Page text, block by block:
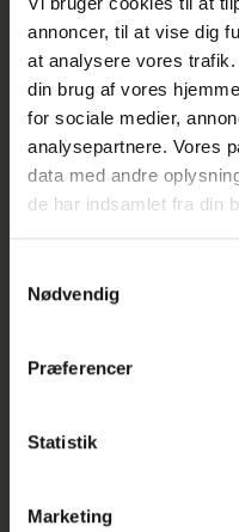
annoncer, til at vise dig
at analysere vores
din brug af vores
for sociale medier,
analysepartnere. Vores
data med andre
de har indsamlet fra din
Nødvendig
Præferencer
Statistik
Marketing
BESKRIVELSE
Plus Cat Adult er
neutraliserede katte.
reduceret
Ingredienser:
sukkerroesnitter,